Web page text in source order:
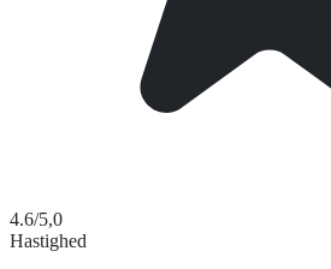
4.6/5,0
Hastighed